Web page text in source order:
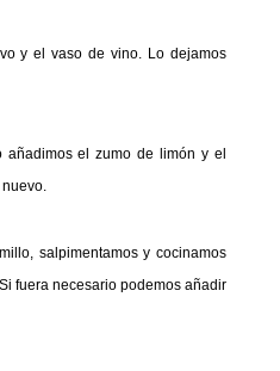
y el vaso de vino. Lo dejamos
añadimos el zumo de limón y el
salpimentamos y cocinamos
fuera necesario podemos añadir